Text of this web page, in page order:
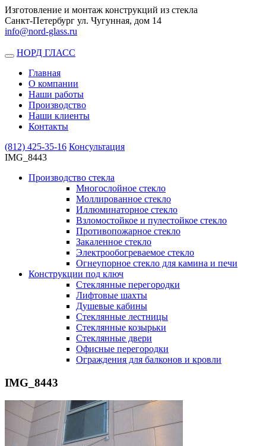
Изготовление и монтаж конструкций из стекла
Санкт-Петербург ул. Чугунная, дом 14
info@nord-glass.ru
Toggle
navigation
НОРД ГЛАСС
Главная
О компании
Наши работы
Производство
Наши клиенты
Контакты
(812) 425-35-16 Консультация
IMG_8443
Производство стекла
Многослойное стекло
Моллированное стекло
Иллюминаторное стекло
Взломостойкое и пулестойкое стекло
Противопожарное стекло
Закаленное стекло
Электрообогреваемое стекло
Огнеупорное стекло для камина и печи
Конструкции под ключ
Стеклянные перегородки
Лифтовые шахты
Душевые кабины
Cтеклянные лестницы
Cтеклянные козырьки
Cтеклянные двери
Офисные перегородки
Ограждения для балконов и кровли
IMG_8443